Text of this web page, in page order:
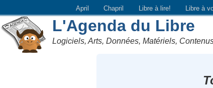
April Chapril Libre à lire! Libre à
L'Agenda du Libre
Logiciels, Arts, Données, Matériels,